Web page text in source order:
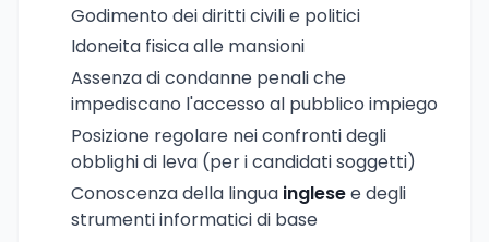
Godimento dei diritti civili e politici
Idoneita fisica alle mansioni
Assenza di condanne penali che
impediscano l'accesso al pubblico impiego
Posizione regolare nei confronti degli
obblighi di leva (per i candidati soggetti)
Conoscenza della lingua inglesee degli
strumenti informatici di base